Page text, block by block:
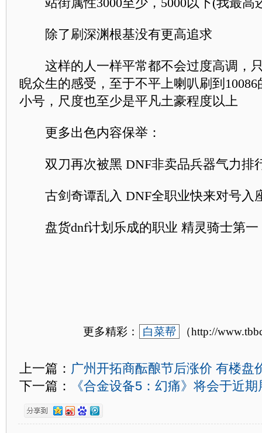
除了刷深渊根基没有更高追求
这样的人一样平常都不会过度高调，
睨众生的感受，至于不平上喇叭刷到
小号，尺度也至少是平凡土豪程度以上
更多出色内容保举：
双刀再次被黑 DNF非卖品兵器气力排
古剑奇谭乱入 DNF全职业快来对号入
盘货dnf计划乐成的职业 精灵骑士第一
更多精彩： 白菜帮 （http://
上一篇： 广州开拓商酝酿节后涨价 有楼盘
下一篇：
《合金设备5：幻痛》将会于近